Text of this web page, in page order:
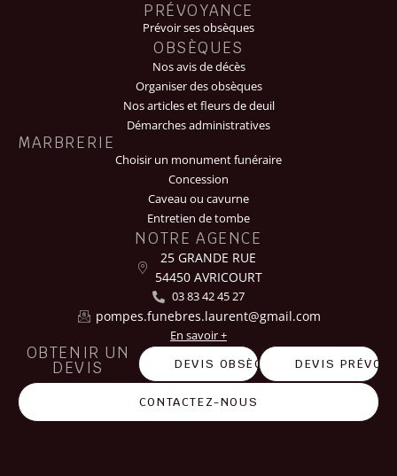
PRÉVOYANCE
Prévoir ses obsèques
OBSÈQUES
Nos avis de décès
Organiser des obsèques
Nos articles et fleurs de deuil
Démarches administratives
MARBRERIE
Choisir un monument funéraire
Concession
Caveau ou cavurne
Entretien de tombe
NOTRE AGENCE
25 GRANDE RUE
54450 AVRICOURT
03 83 42 45 27
pompes.funebres.laurent@gmail.com
En savoir +
OBTENIR UN
DEVIS DEVIS OBSÈQUES DEVIS
CONTACTEZ-NOUS